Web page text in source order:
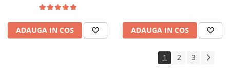
ADAUGA IN COS ADAUGA IN COS
1 2 3